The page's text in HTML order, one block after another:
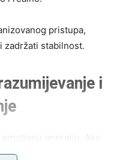
pristupa,
zadržati stabilnost.
i
energiju. Ako
Više se osjeća